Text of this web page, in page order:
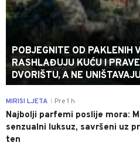
POBJEGNITE OD PAKLENIH
RASHLAĐUJU KUĆU I
DVORIŠTU, A NE
MIRISI LJETA Pre 1 h
Najbolji parfemi poslije mora:
senzualni luksuz, savršeni uz
ten